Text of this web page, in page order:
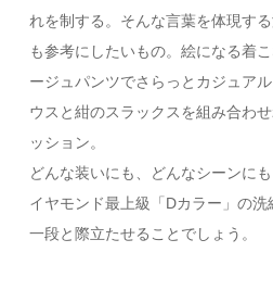
れを制する。そんな言葉を体現す
も参考にしたいもの。絵になる着
ージュパンツでさらっとカジュア
ウスと紺のスラックスを組み合わ
ッション。
どんな装いにも、どんなシーンに
イヤモンド最上級「Dカラー」の
一段と際立たせることでしょう。